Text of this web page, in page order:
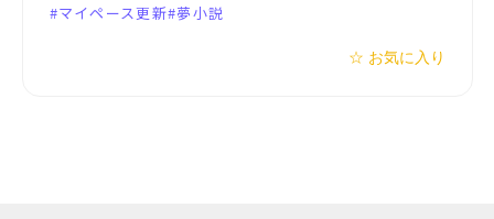
マイペース更新 夢小説
☆ お気に入り